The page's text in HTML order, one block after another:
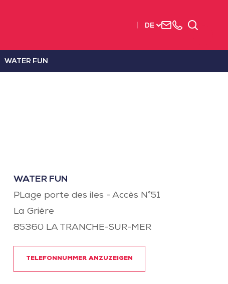
DE
Uns+33Suchen
WATER FUN
WATER FUN
PLage porte des iles - Accès N°51
La Grière
85360 LA TRANCHE-SUR-MER
TELEFONNUMMER ANZUZEIGEN